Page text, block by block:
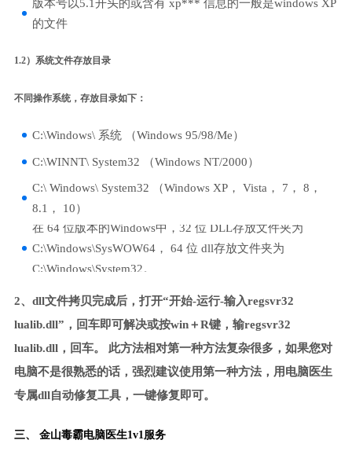
版本号以5.1开头的或含有 xp*** 信息的一般是windows XP
的文件
1.2）系统文件存放目录
不同操作系统，存放目录如下：
C:\Windows\ 系统 （Windows 95/98/Me）
C:\WINNT\ System32 （Windows NT/2000）
C:\ Windows\ System32 （Windows XP， Vista， 7， 8，
8.1， 10）
在 64 位版本的Windows中，32 位 DLL存放文件夹为
C:\Windows\SysWOW64， 64 位 dll存放文件夹为
C:\Windows\System32。
2、dll文件拷贝完成后，打开“开始-运行-输入regsvr32
lualib.dll”，回车即可解决或按win＋R键，输regsvr32
lualib.dll，回车。 此方法相对第一种方法复杂很多，如果您对
电脑不是很熟悉的话，强烈建议使用第一种方法，用电脑医生
专属dll自动修复工具，一键修复即可。
三、 金山毒霸电脑医生1v1服务